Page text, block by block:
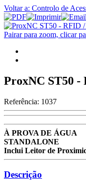
Voltar a: Controlo de
Pairar para zoom, clicar
ProxNC ST50 -
Referência: 1037
À PROVA DE ÁGUA
STANDALONE
Inclui Leitor de
Descrição